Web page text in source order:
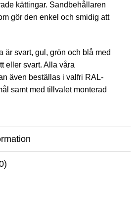
kättingar. Sandbehållaren
gör den enkel och smidig att
är svart, gul, grön och blå med
eller svart. Alla våra
även beställas i valfri RAL-
samt med tillvalet monterad